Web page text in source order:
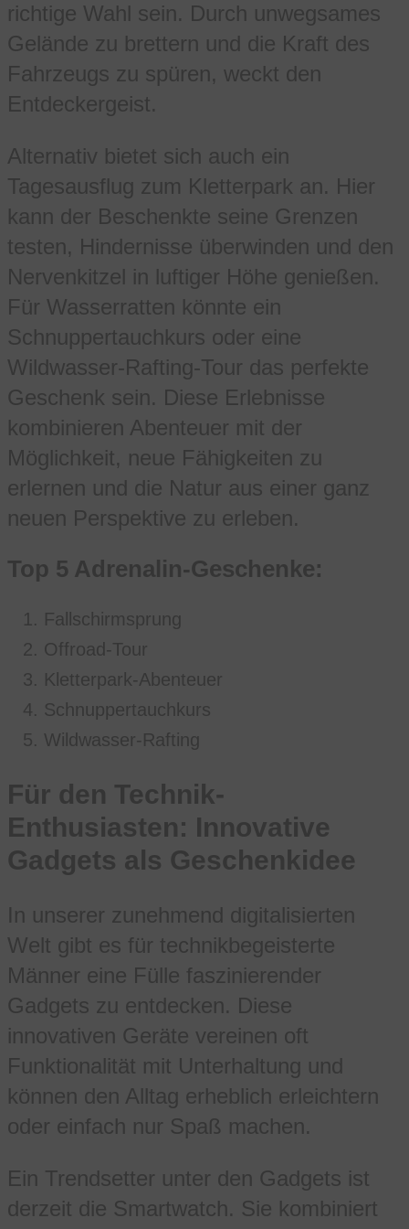
richtige Wahl sein. Durch unwegsames
Gelände zu brettern und die Kraft des
Fahrzeugs zu spüren, weckt den
Entdeckergeist.
Alternativ bietet sich auch ein
Tagesausflug zum Kletterpark an. Hier
kann der Beschenkte seine Grenzen
testen, Hindernisse überwinden und den
Nervenkitzel in luftiger Höhe genießen.
Für Wasserratten könnte ein
Schnuppertauchkurs oder eine
Wildwasser-Rafting-Tour das perfekte
Geschenk sein. Diese Erlebnisse
kombinieren Abenteuer mit der
Möglichkeit, neue Fähigkeiten zu
erlernen und die Natur aus einer ganz
neuen Perspektive zu erleben.
Top 5 Adrenalin-Geschenke:
Fallschirmsprung
Offroad-Tour
Kletterpark-Abenteuer
Schnuppertauchkurs
Wildwasser-Rafting
Für den Technik-
Enthusiasten: Innovative
Gadgets als Geschenkidee
In unserer zunehmend digitalisierten
Welt gibt es für technikbegeisterte
Männer eine Fülle faszinierender
Gadgets zu entdecken. Diese
innovativen Geräte vereinen oft
Funktionalität mit Unterhaltung und
können den Alltag erheblich erleichtern
oder einfach nur Spaß machen.
Ein Trendsetter unter den Gadgets ist
derzeit die Smartwatch. Sie kombiniert